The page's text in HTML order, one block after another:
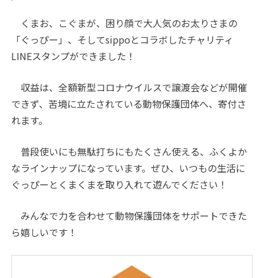
くまお、こぐまが、困り顔で大人気のお太りさまの
「ぐっぴー」、そしてsippoとコラボしたチャリティ
LINEスタンプができました！
収益は、全額新型コロナウイルスで譲渡会などが開催
できず、苦境に立たされている動物保護団体へ、寄付さ
れます。
普段使いにも無駄打ちにもたくさん使える、ふくよか
なラインナップになっています。ぜひ、いつもの生活に
ぐっぴーとくまくまを取り入れて遊んでください！
みんなで力を合わせて動物保護団体をサポートできた
ら嬉しいです！